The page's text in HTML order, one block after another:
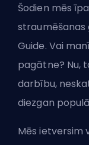
Šodien mēs
straumēšanas
Guide. Vai
pagātne? Nu,
darbību,
diezgan
Mēs ietversim